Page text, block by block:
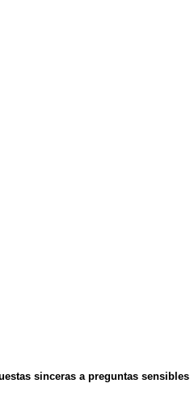
sinceras a preguntas sensibles